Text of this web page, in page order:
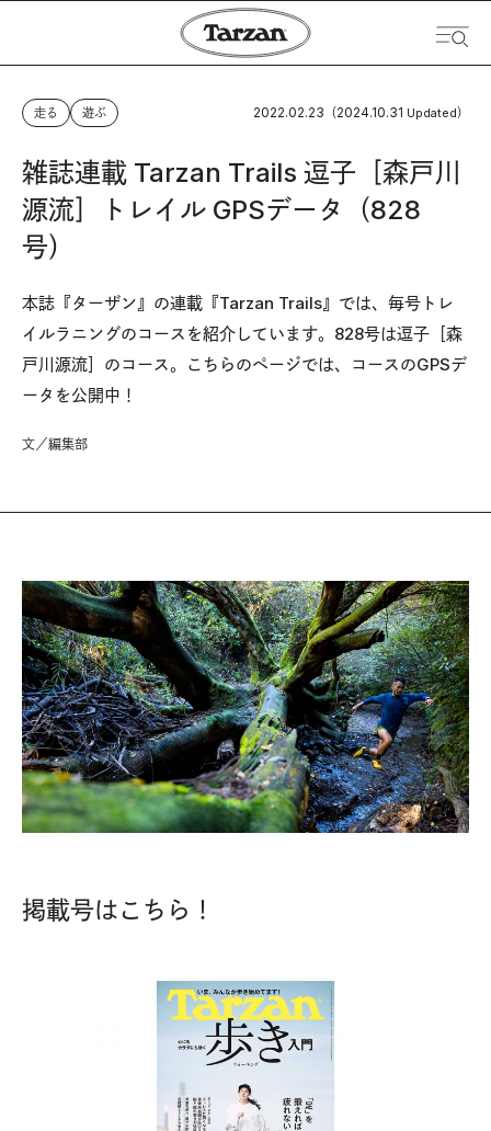
走る 遊ぶ 2022.02.23 （2024.10.31 Updated）
雑誌連載 Tarzan Trails 逗子［森戸川
源流］トレイル GPSデータ（828
号）
本誌『ターザン』の連載『Tarzan Trails』では、毎号トレ
イルラニングのコースを紹介しています。828号は逗子［森
戸川源流］のコース。こちらのページでは、コースのGPSデ
ータを公開中！
文／編集部
掲載号はこちら！